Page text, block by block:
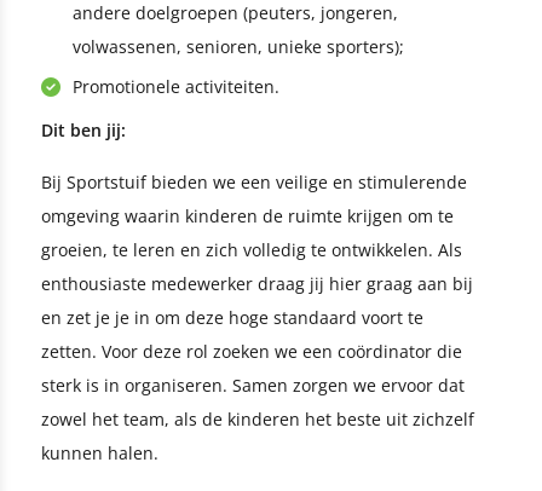
andere doelgroepen (peuters, jongeren,
volwassenen, senioren, unieke sporters);
Promotionele activiteiten.
Dit ben jij:
Bij Sportstuif bieden we een veilige en stimulerende
omgeving waarin kinderen de ruimte krijgen om te
groeien, te leren en zich volledig te ontwikkelen. Als
enthousiaste medewerker draag jij hier graag aan bij
en zet je je in om deze hoge standaard voort te
zetten. Voor deze rol zoeken we een coördinator die
sterk is in organiseren. Samen zorgen we ervoor dat
zowel het team, als de kinderen het beste uit zichzelf
kunnen halen.